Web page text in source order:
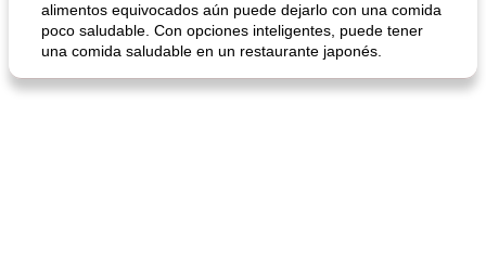
alimentos equivocados aún puede dejarlo con una comida
poco saludable. Con opciones inteligentes, puede tener
una comida saludable en un restaurante japonés.